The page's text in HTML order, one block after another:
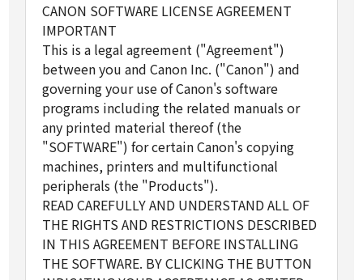
CANON SOFTWARE LICENSE AGREEMENT
IMPORTANT
This is a legal agreement ("Agreement")
between you and Canon Inc. ("Canon") and
governing your use of Canon's software
programs including the related manuals or
any printed material thereof (the
"SOFTWARE") for certain Canon's copying
machines, printers and multifunctional
peripherals (the "Products").
READ CAREFULLY AND UNDERSTAND ALL OF
THE RIGHTS AND RESTRICTIONS DESCRIBED
IN THIS AGREEMENT BEFORE INSTALLING
THE SOFTWARE. BY CLICKING THE BUTTON